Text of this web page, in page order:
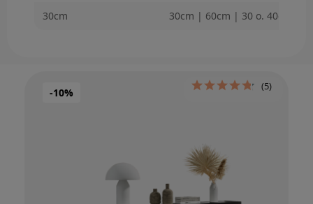
30cm 30cm | 60cm | 30 o. 40cm
-10% (5)